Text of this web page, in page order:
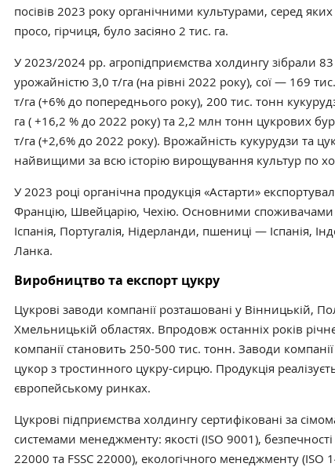
посівів 2023 року органічними культурами, серед
просо, гірчиця, було засіяно 2 тис. га.
У 2023/2024 рр. агропідприємства холдингу зібрали
урожайністю 3,0 т/га (на рівні 2022 року), сої — 169
т/га (+6% до попереднього року), 200 тис. тонн
га ( +16,2 % до 2022 року) та 2,2 млн тонн цукрових
т/га (+2,6% до 2022 року). Врожайність кукурудзи та
найвищими за всю історію вирощування культур по
У 2023 році органічна продукція «Астарти»
Францію, Швейцарію, Чехію. Основними споживачами
Іспанія, Португалія, Нідерланди, пшениці — Іспанія,
Ланка.
Виробництво та експорт цукру
Цукрові заводи компанії розташовані у Вінницькій,
Хмельницькій областях. Впродовж останніх років
компанії становить 250-500 тис. тонн. Заводи
цукор з тростинного цукру-сирцю. Продукція
європейському ринках.
Цукрові підприємства холдингу сертифіковані за
системами менеджменту: якості (ISO 9001),
22000 та FSSC 22000), екологічного менеджменту